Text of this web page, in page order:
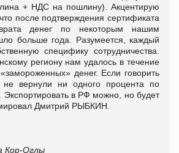
+ НДС на пошлину). Акцентирую
после подтверждения сертификата
денег по некоторым нашим
больше года. Разумеется, каждый
специфику сотрудничества.
региону нам удалось в течение
денег. Если говорить
вернули ни одного процента по
Экспортировать в РФ можно, но будет
Дмитрий РЫБКИН.
Кор-Оглы